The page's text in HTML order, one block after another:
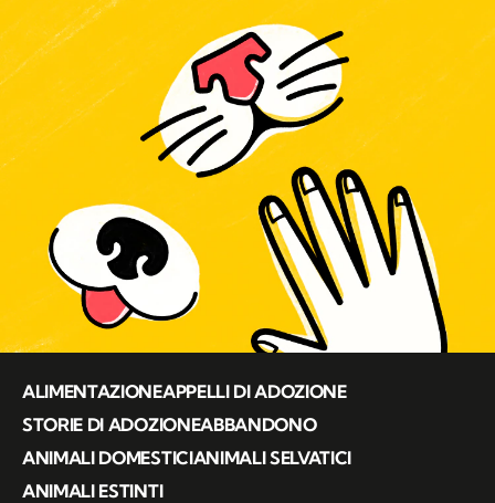
ALIMENTAZIONEAPPELLI DI ADOZIONE
STORIE DI ADOZIONEABBANDONO
ANIMALI DOMESTICIANIMALI SELVATICI
ANIMALI ESTINTI